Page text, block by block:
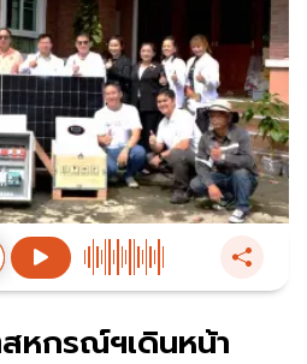
หกรณ์ฯเดินหน้า